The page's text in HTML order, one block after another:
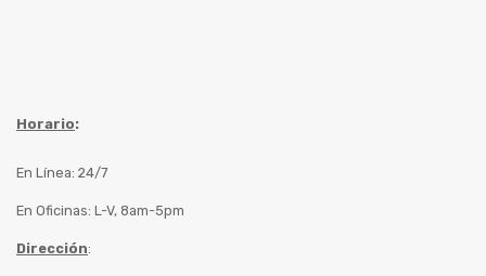
Horario:
En Línea: 24/7
En Oficinas: L-V, 8am-5pm
Dirección: